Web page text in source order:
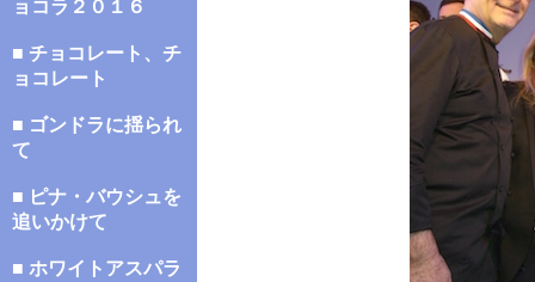
ョコラ２０１６
■ チョコレート、チ
ョコレート
■ ゴンドラに揺られ
て
■ ピナ・バウシュを
追いかけて
■ ホワイトアスパラ